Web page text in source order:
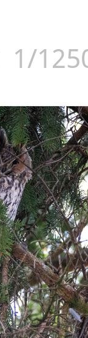
1/